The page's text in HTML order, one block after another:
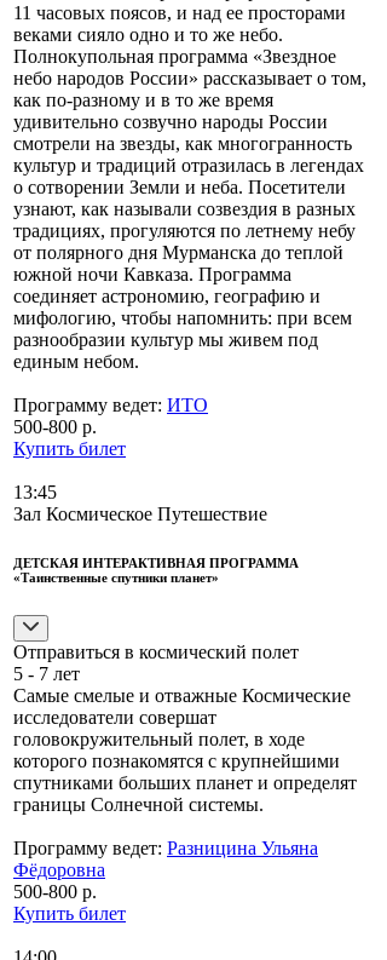
11 часовых поясов, и над ее просторами
веками сияло одно и то же небо.
Полнокупольная программа «Звездное
небо народов России» рассказывает о том,
как по-разному и в то же время
удивительно созвучно народы России
смотрели на звезды, как многогранность
культур и традиций отразилась в легендах
о сотворении Земли и неба. Посетители
узнают, как называли созвездия в разных
традициях, прогуляются по летнему небу
от полярного дня Мурманска до теплой
южной ночи Кавказа. Программа
соединяет астрономию, географию и
мифологию, чтобы напомнить: при всем
разнообразии культур мы живем под
единым небом.
Программу ведет: ИТО
500-800 р.
Купить билет
13:45
Зал Космическое Путешествие
ДЕТСКАЯ ИНТЕРАКТИВНАЯ ПРОГРАММА
«Таинственные спутники планет»
Отправиться в космический полет
5 - 7 лет
Самые смелые и отважные Космические
исследователи совершат
головокружительный полет, в ходе
которого познакомятся с крупнейшими
спутниками больших планет и определят
границы Солнечной системы.
Программу ведет: Разницина Ульяна
Фёдоровна
500-800 р.
Купить билет